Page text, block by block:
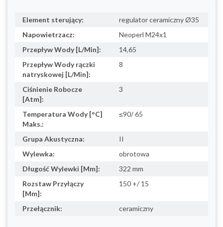
Element sterujący:
regulator ceramiczny Ø35
Napowietrzacz:
Neoperl M24x1
Przepływ Wody [L/Min]:
14,65
Przepływ Wody rączki
natryskowej [L/Min]:
8
Ciśnienie Robocze
[Atm]:
3
Temperatura Wody [°C]
Maks.:
≤90/ 65
Grupa Akustyczna:
II
Wylewka:
obrotowa
Długość Wylewki [Mm]:
322 mm
Rozstaw Przyłączy
[Mm]:
150 +/ 15
Przełącznik: ceramiczny